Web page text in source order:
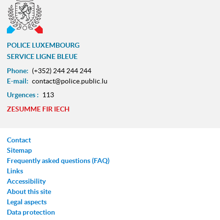
POLICE LUXEMBOURG
SERVICE LIGNE BLEUE
Phone: (+352) 244 244 244
E-mail: contact@police.public.lu
Urgences : 113
ZESUMME FIR IECH
Contact
Sitemap
Frequently asked questions (FAQ)
Links
Accessibility
About this site
Legal aspects
Data protection